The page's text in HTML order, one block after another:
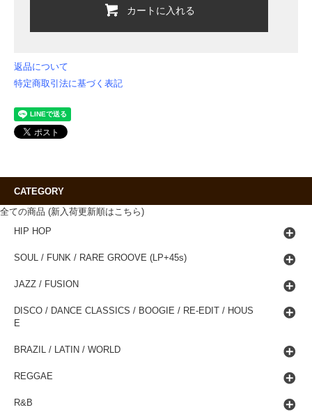
カートに入れる
返品について
特定商取引法に基づく表記
CATEGORY
全ての商品 (新入荷更新順はこちら)
HIP HOP
SOUL / FUNK / RARE GROOVE (LP+45s)
JAZZ / FUSION
DISCO / DANCE CLASSICS / BOOGIE / RE-EDIT / HOUS
E
BRAZIL / LATIN / WORLD
REGGAE
R&B